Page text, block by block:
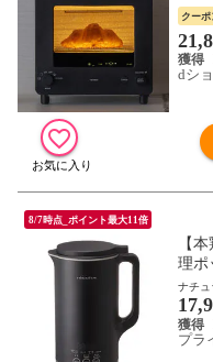
ラッ
ン 燕
クーポ
dシ
8/7時点_ポイント最大11倍
【
理ポ
rge
防水
ー
き
ナチュ
プラ